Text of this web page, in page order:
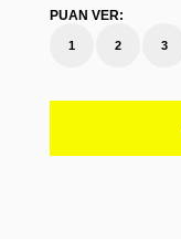
PUAN VER:
1 2 3